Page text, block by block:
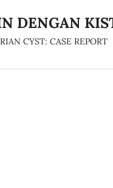
DENGAN
CYST: CASE REPORT